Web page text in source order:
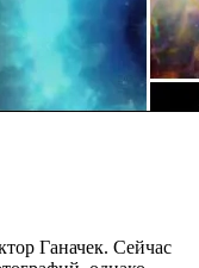
Ганачек. Сейчас